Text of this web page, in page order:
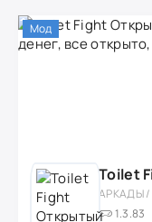
Мод
1.3.83